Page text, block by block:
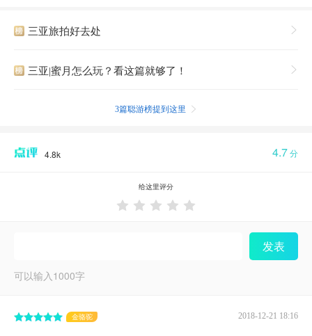
三亚旅拍好去处 
三亚|蜜月怎么玩？看这篇就够了！ 
3篇聪游榜提到这里 
4.8k 4.7分
给这里评分
    
发表
可以输入1000字
2018-12-21 18:16
金骆驼